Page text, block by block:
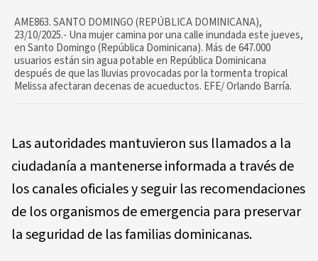
AME863. SANTO DOMINGO (REPÚBLICA DOMINICANA),
23/10/2025.- Una mujer camina por una calle inundada este jueves,
en Santo Domingo (República Dominicana). Más de 647.000
usuarios están sin agua potable en República Dominicana
después de que las lluvias provocadas por la tormenta tropical
Melissa afectaran decenas de acueductos. EFE/ Orlando Barría.
Las autoridades mantuvieron sus llamados a la
ciudadanía a mantenerse informada a través de
los canales oficiales y seguir las recomendaciones
de los organismos de emergencia para preservar
la seguridad de las familias dominicanas.